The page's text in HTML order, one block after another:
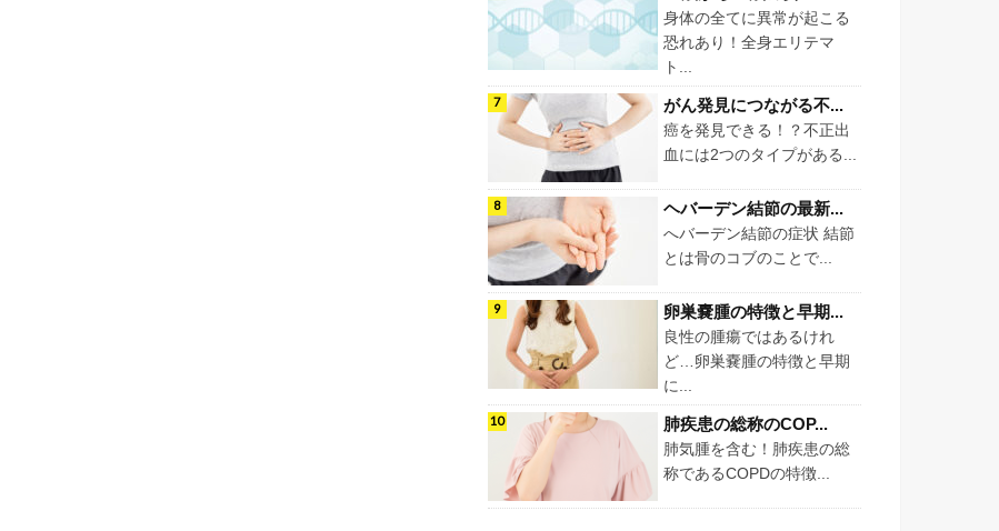
身体の全てに異常が起こる
恐れあり！全身エリテマ
ト...
がん発見につながる不...
癌を発見できる！？不正出
血には2つのタイプがある...
ヘバーデン結節の最新...
へバーデン結節の症状 結節
とは骨のコブのことで...
卵巣嚢腫の特徴と早期...
良性の腫瘍ではあるけれ
ど…卵巣嚢腫の特徴と早期
に...
肺疾患の総称のCOP...
肺気腫を含む！肺疾患の総
称であるCOPDの特徴...